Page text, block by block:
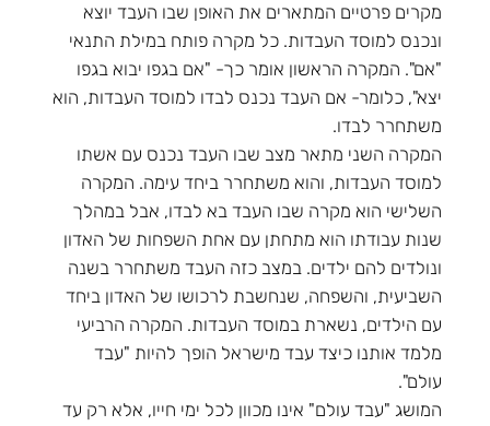
מקרים פרטיים המתארים את האופן שבו העבד יוצא
ונכנס למוסד העבדות. כל מקרה פותח במילת התנאי
"אם". המקרה הראשון אומר כך- "אם בגפו יבוא בגפו
יצא", כלומר- אם העבד נכנס לבדו למוסד העבדות, הוא
משתחרר לבדו.
המקרה השני מתאר מצב שבו העבד נכנס עם אשתו
למוסד העבדות, והוא משתחרר ביחד עימה. המקרה
השלישי הוא מקרה שבו העבד בא לבדו, אבל במהלך
שנות עבודתו הוא מתחתן עם אחת השפחות של האדון
ונולדים להם ילדים. במצב כזה העבד משתחרר בשנה
השביעית, והשפחה, שנחשבת לרכושו של האדון ביחד
עם הילדים, נשארת במוסד העבדות. המקרה הרביעי
מלמד אותנו כיצד עבד מישראל הופך להיות "עבד
עולם".
המושג "עבד עולם" אינו מכוון לכל ימי חייו, אלא רק עד